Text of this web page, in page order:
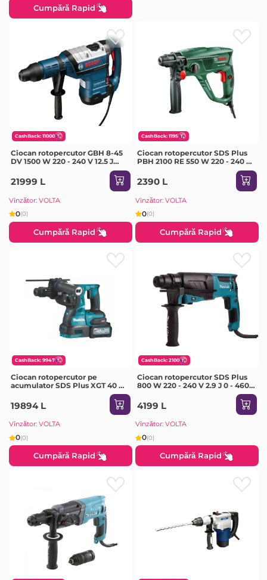
Cumpără Rapid
CashBack: 11000
Ciocan rotopercutor GBH 8-45
DV 1500 W 220 - 240 V 12.5 J
1380 - 2760 percuții/min Bosch
21999 L
Vînzător: VOLTA
0(0)
Cumpără Rapid
CashBack: 1195
Ciocan rotopercutor SDS Plus
PBH 2100 RE 550 W 220 - 240 V
1.7 J 0 - 5800 percuții/min Bosch
2390 L
Vînzător: VOLTA
0(0)
Cumpără Rapid
CashBack: 9947
Ciocan rotopercutor pe
acumulator SDS Plus XGT 40 V
Makita
19894 L
Vînzător: VOLTA
0(0)
Cumpără Rapid
CashBack: 2100
Ciocan rotopercutor SDS Plus
800 W 220 - 240 V 2.9 J 0 - 4600
4199 L
Vînzător: VOLTA
0(0)
Cumpără Rapid